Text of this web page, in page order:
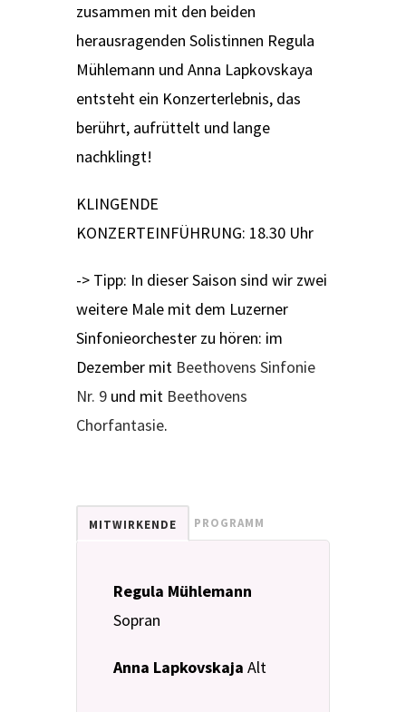
zusammen mit den beiden
herausragenden Solistinnen Regula
Mühlemann und Anna Lapkovskaya
entsteht ein Konzerterlebnis, das
berührt, aufrüttelt und lange
nachklingt!
KLINGENDE
KONZERTEINFÜHRUNG: 18.30 Uhr
-> Tipp: In dieser Saison sind wir zwei
weitere Male mit dem Luzerner
Sinfonieorchester zu hören: im
Dezember mit Beethovens Sinfonie
Nr. 9 und mit Beethovens
Chorfantasie.
MITWIRKENDE PROGRAMM
Regula Mühlemann
Sopran
Anna Lapkovskaja Alt